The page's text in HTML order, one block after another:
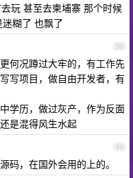
玩 甚至去柬埔寨 那个时候
糊了 也飘了
93
何况蹲过大牢的，有工作先
写项目，做自由开发者，有
学历，做过灰产，作为反面
是混得风生水起
94
码，在国外会用的上的。